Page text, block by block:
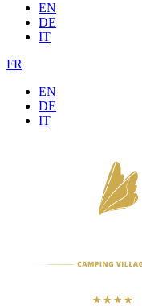
EN
DE
IT
FR
EN
DE
IT